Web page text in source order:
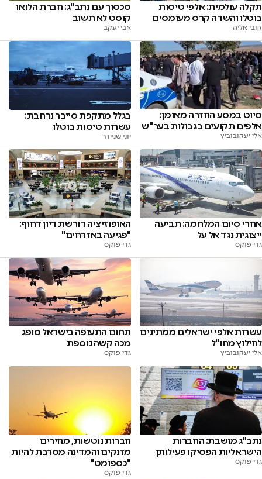
תקלה עולמית: אלפי טיסות
בוטלו והשדה קרס מעומסים
קובי אליה
סכסוך עם נתב"ג: חברת הלואו
קוסט לא תשוב
אבי יעקב
סיוט במסע החזרה מאומן:
אלפים תקועים בגבולות בער"ש
אלי יעקובוביץ
בגלל מתקפת סייבר נרחבת:
עשרות טיסות בוטלו
יוני שניידר
אחרי סיום המלחמה: תביעה
ייצוגית נגד אל על
גדי פוקס
האופוזיציה דורשת דיון דחוף:
"פגיעה באזרחים"
גדי פוקס
עשרות אלפי ישראלים ממתינים
לחילוץ מחו"ל
אלי יעקובוביץ
תחום התעופה בישראל סופג
מכה קשה נוספת
גדי פוקס
נתב"ג מושבת: החברות
הישראליות הפסיקו פעילותן
גדי פוקס
חברות נוטשות, מחירים
מזנקים והמדינה מסרבת להיות
"כספומט"
גדי פוקס